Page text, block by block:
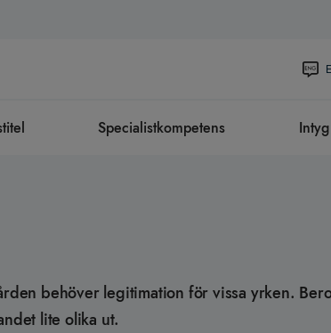
Specialistkompetens Intyg
behöver legitimation för vissa yrken.
lite olika ut.